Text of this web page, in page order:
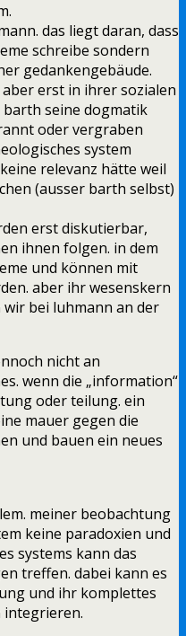
das liegt daran, dass
schreibe sondern
gedankengebäude.
erst in ihrer sozialen
seine dogmatik
oder vergraben
system
relevanz hätte weil
(ausser barth selbst)
erst diskutierbar,
ihnen folgen. in dem
und können mit
aber ihr wesenskern
bei luhmann an der
nicht an
wenn die „information“
oder teilung. ein
mauer gegen die
und bauen ein neues
meiner beobachtung
keine paradoxien und
systems kann das
treffen. dabei kann es
und ihr komplettes
integrieren.